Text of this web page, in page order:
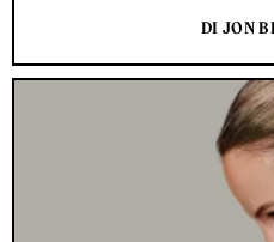
DI JON